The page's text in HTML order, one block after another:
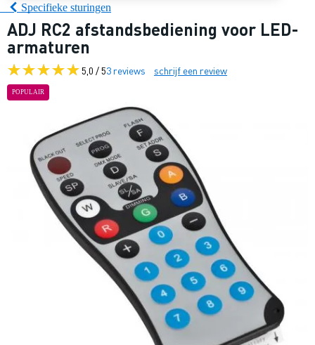
Specifieke sturingen
ADJ RC2 afstandsbediening voor LED-
armaturen
5,0 / 53 reviews schrijf een review
POPULAIR